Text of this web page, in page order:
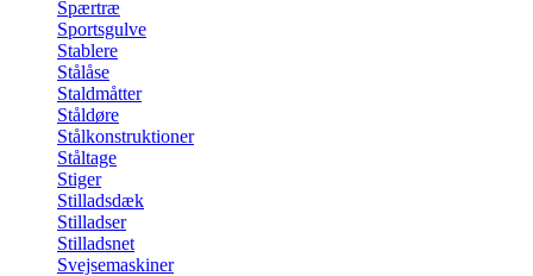
Spærtræ
Sportsgulve
Stablere
Stålåse
Staldmåtter
Ståldøre
Stålkonstruktioner
Ståltage
Stiger
Stilladsdæk
Stilladser
Stilladsnet
Svejsemaskiner